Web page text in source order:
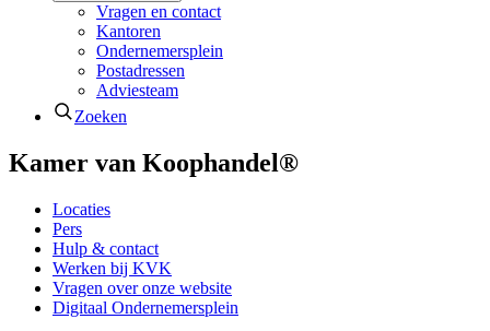
Vragen en contact
Kantoren
Ondernemersplein
Postadressen
Adviesteam
Zoeken
Kamer van Koophandel®
Locaties
Pers
Hulp & contact
Werken bij KVK
Vragen over onze website
Digitaal Ondernemersplein